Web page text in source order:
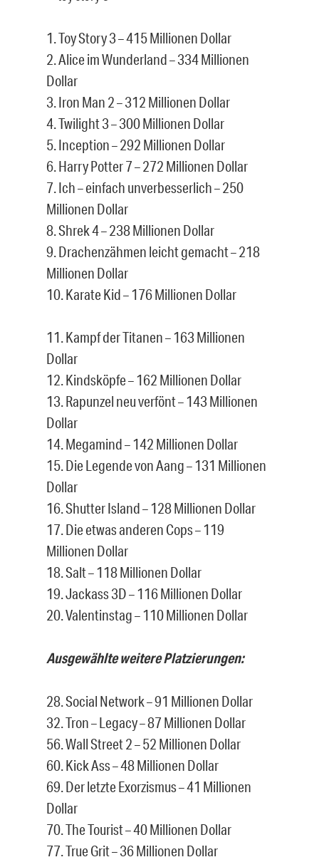
1. Toy Story 3 – 415 Millionen Dollar
2. Alice im Wunderland – 334 Millionen
Dollar
3. Iron Man 2 – 312 Millionen Dollar
4. Twilight 3 – 300 Millionen Dollar
5. Inception – 292 Millionen Dollar
6. Harry Potter 7 – 272 Millionen Dollar
7. Ich – einfach unverbesserlich – 250
Millionen Dollar
8. Shrek 4 – 238 Millionen Dollar
9. Drachenzähmen leicht gemacht – 218
Millionen Dollar
10. Karate Kid – 176 Millionen Dollar
11. Kampf der Titanen – 163 Millionen
Dollar
12. Kindsköpfe – 162 Millionen Dollar
13. Rapunzel neu verfönt – 143 Millionen
Dollar
14. Megamind – 142 Millionen Dollar
15. Die Legende von Aang – 131 Millionen
Dollar
16. Shutter Island – 128 Millionen Dollar
17. Die etwas anderen Cops – 119
Millionen Dollar
18. Salt – 118 Millionen Dollar
19. Jackass 3D – 116 Millionen Dollar
20. Valentinstag – 110 Millionen Dollar
Ausgewählte weitere Platzierungen:
28. Social Network – 91 Millionen Dollar
32. Tron – Legacy – 87 Millionen Dollar
56. Wall Street 2 – 52 Millionen Dollar
60. Kick Ass – 48 Millionen Dollar
69. Der letzte Exorzismus – 41 Millionen
Dollar
70. The Tourist – 40 Millionen Dollar
77. True Grit – 36 Millionen Dollar